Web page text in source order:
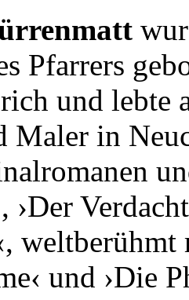
Pfarrers
und lebte
Maler in
›Der
und ›Die